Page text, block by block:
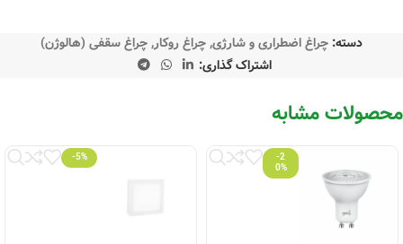
دسته: چراغ اضطراری و شارژی,چراغ روکار,چراغ سقفی (هالوژن)
اشتراک گذاری:
محصولات مشابه
-2
0%
-5%